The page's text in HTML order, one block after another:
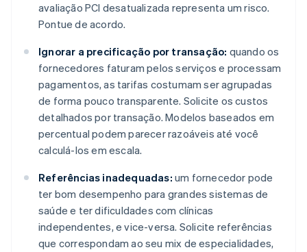
avaliação PCI desatualizada representa um risco.
Pontue de acordo.
Ignorar a precificação por transação: quando os
fornecedores faturam pelos serviços e processam
pagamentos, as tarifas costumam ser agrupadas
de forma pouco transparente. Solicite os custos
detalhados por transação. Modelos baseados em
percentual podem parecer razoáveis até você
calculá-los em escala.
Referências inadequadas: um fornecedor pode
ter bom desempenho para grandes sistemas de
saúde e ter dificuldades com clínicas
independentes, e vice-versa. Solicite referências
que correspondam ao seu mix de especialidades,